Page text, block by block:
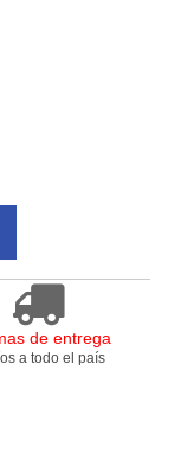
de entrega
a todo el país